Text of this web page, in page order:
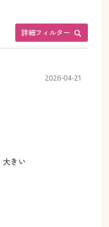
詳細フィルター
2026-04-21
大きい